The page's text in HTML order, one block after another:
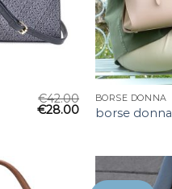
€42.00
€28.00
BORSE DONNA
borse donna